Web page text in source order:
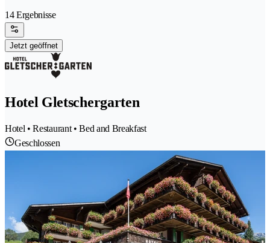
14 Ergebnisse
Jetzt geöffnet
Hotel Gletschergarten
Hotel • Restaurant • Bed and Breakfast
Geschlossen